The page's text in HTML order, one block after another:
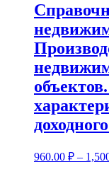
960.00 ₽ –